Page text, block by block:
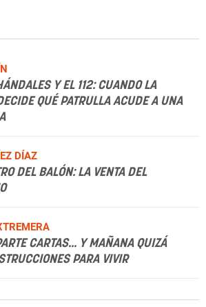
Y EL 112: CUANDO LA
QUÉ PATRULLA ACUDE A UNA
DÍAZ
DEL BALÓN: LA VENTA DEL
CARTAS... Y MAÑANA QUIZÁ
PARA VIVIR